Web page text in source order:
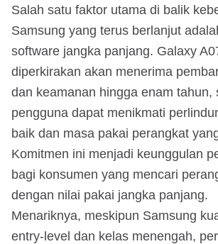
Salah satu faktor utama di balik
Samsung yang terus berlanjut
software jangka panjang. Galaxy
diperkirakan akan menerima
dan keamanan hingga enam tahun,
pengguna dapat menikmati
baik dan masa pakai perangkat
Komitmen ini menjadi keunggulan
bagi konsumen yang mencari
dengan nilai pakai jangka panjang.
Menariknya, meskipun Samsung
entry-level dan kelas menengah,